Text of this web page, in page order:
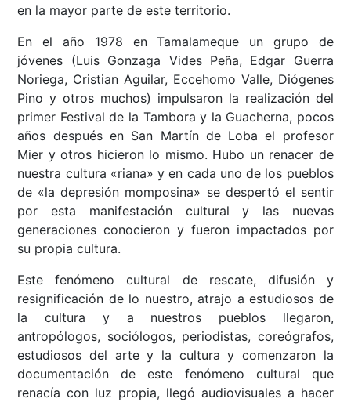
en la mayor parte de este territorio.
En el año 1978 en Tamalameque un grupo de
jóvenes (Luis Gonzaga Vides Peña, Edgar Guerra
Noriega, Cristian Aguilar, Eccehomo Valle, Diógenes
Pino y otros muchos) impulsaron la realización del
primer Festival de la Tambora y la Guacherna, pocos
años después en San Martín de Loba el profesor
Mier y otros hicieron lo mismo. Hubo un renacer de
nuestra cultura «riana» y en cada uno de los pueblos
de «la depresión momposina» se despertó el sentir
por esta manifestación cultural y las nuevas
generaciones conocieron y fueron impactados por
su propia cultura.
Este fenómeno cultural de rescate, difusión y
resignificación de lo nuestro, atrajo a estudiosos de
la cultura y a nuestros pueblos llegaron,
antropólogos, sociólogos, periodistas, coreógrafos,
estudiosos del arte y la cultura y comenzaron la
documentación de este fenómeno cultural que
renacía con luz propia, llegó audiovisuales a hacer